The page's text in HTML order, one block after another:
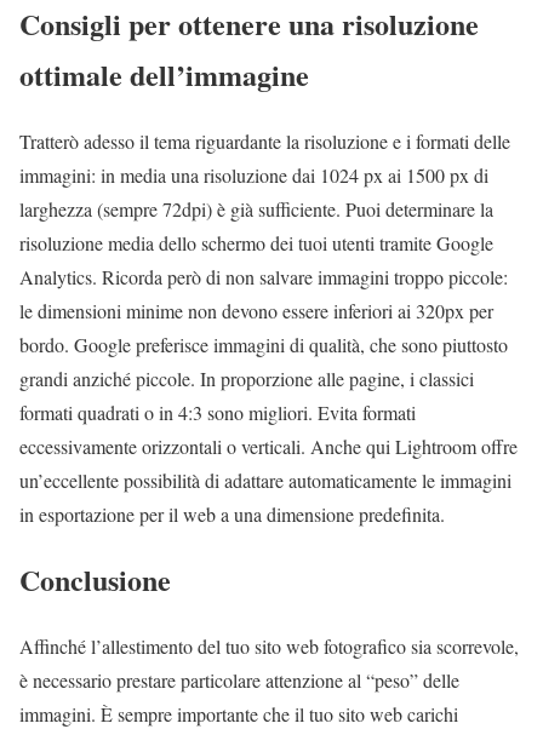
Consigli per ottenere una risoluzione
ottimale dell’immagine
Tratterò adesso il tema riguardante la risoluzione e i formati delle
immagini: in media una risoluzione dai 1024 px ai 1500 px di
larghezza (sempre 72dpi) è già sufficiente. Puoi determinare la
risoluzione media dello schermo dei tuoi utenti tramite Google
Analytics. Ricorda però di non salvare immagini troppo piccole:
le dimensioni minime non devono essere inferiori ai 320px per
bordo. Google preferisce immagini di qualità, che sono piuttosto
grandi anziché piccole. In proporzione alle pagine, i classici
formati quadrati o in 4:3 sono migliori. Evita formati
eccessivamente orizzontali o verticali. Anche qui Lightroom offre
un’eccellente possibilità di adattare automaticamente le immagini
in esportazione per il web a una dimensione predefinita.
Conclusione
Affinché l’allestimento del tuo sito web fotografico sia scorrevole,
è necessario prestare particolare attenzione al “peso” delle
immagini. È sempre importante che il tuo sito web carichi